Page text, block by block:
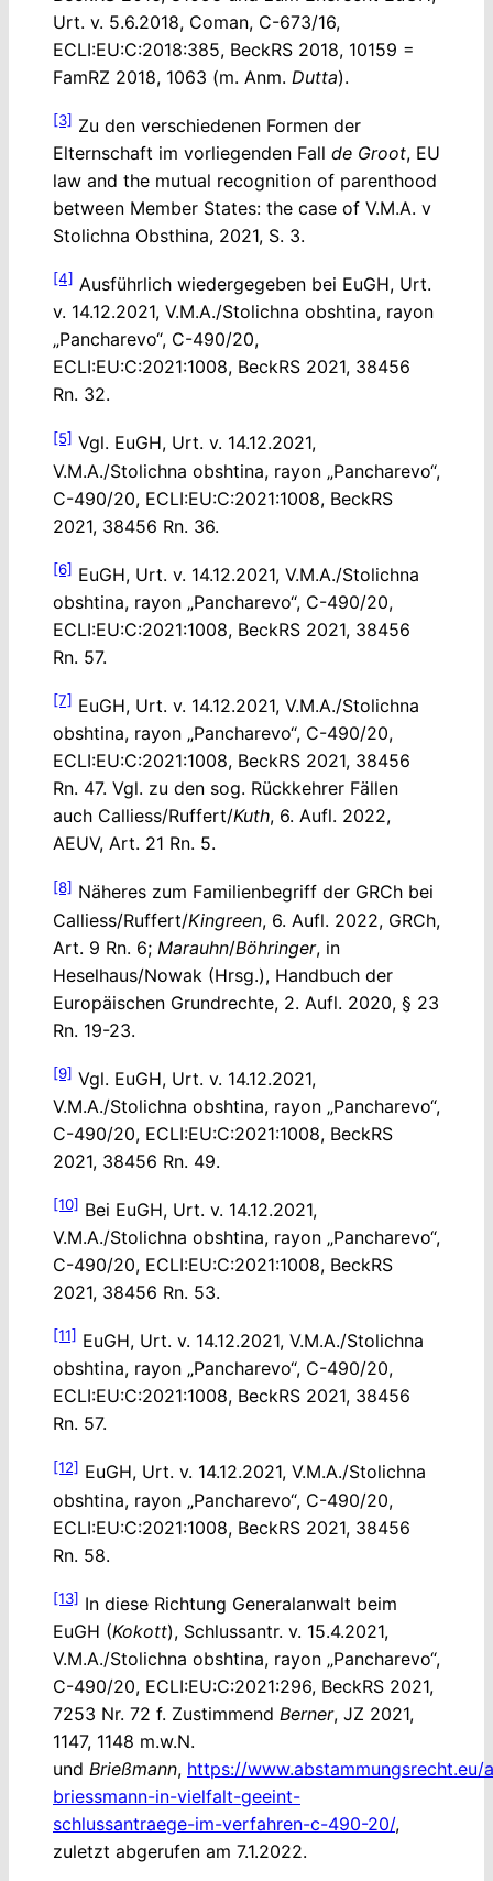
Urt. v. 5.6.2018, Coman, C-673/16,
ECLI:EU:C:2018:385, BeckRS 2018, 10159 =
FamRZ 2018, 1063 (m. Anm. Dutta).
[3] Zu den verschiedenen Formen der
Elternschaft im vorliegenden Fall de Groot, EU
law and the mutual recognition of parenthood
between Member States: the case of V.M.A. v
Stolichna Obsthina, 2021, S. 3.
[4] Ausführlich wiedergegeben bei EuGH, Urt.
v. 14.12.2021, V.M.A./Stolichna obshtina, rayon
„Pancharevo“, C-490/20,
ECLI:EU:C:2021:1008, BeckRS 2021, 38456
Rn. 32.
[5] Vgl. EuGH, Urt. v. 14.12.2021,
V.M.A./Stolichna obshtina, rayon „Pancharevo“,
C-490/20, ECLI:EU:C:2021:1008, BeckRS
2021, 38456 Rn. 36.
[6] EuGH, Urt. v. 14.12.2021, V.M.A./Stolichna
obshtina, rayon „Pancharevo“, C-490/20,
ECLI:EU:C:2021:1008, BeckRS 2021, 38456
Rn. 57.
[7] EuGH, Urt. v. 14.12.2021, V.M.A./Stolichna
obshtina, rayon „Pancharevo“, C-490/20,
ECLI:EU:C:2021:1008, BeckRS 2021, 38456
Rn. 47. Vgl. zu den sog. Rückkehrer Fällen
auch Calliess/Ruffert/Kuth, 6. Aufl. 2022,
AEUV, Art. 21 Rn. 5.
[8] Näheres zum Familienbegriff der GRCh bei
Calliess/Ruffert/Kingreen, 6. Aufl. 2022, GRCh,
Art. 9 Rn. 6; Marauhn/Böhringer, in
Heselhaus/Nowak (Hrsg.), Handbuch der
Europäischen Grundrechte, 2. Aufl. 2020, § 23
Rn. 19-23.
[9] Vgl. EuGH, Urt. v. 14.12.2021,
V.M.A./Stolichna obshtina, rayon „Pancharevo“,
C-490/20, ECLI:EU:C:2021:1008, BeckRS
2021, 38456 Rn. 49.
[10] Bei EuGH, Urt. v. 14.12.2021,
V.M.A./Stolichna obshtina, rayon „Pancharevo“,
C-490/20, ECLI:EU:C:2021:1008, BeckRS
2021, 38456 Rn. 53.
[11] EuGH, Urt. v. 14.12.2021, V.M.A./Stolichna
obshtina, rayon „Pancharevo“, C-490/20,
ECLI:EU:C:2021:1008, BeckRS 2021, 38456
Rn. 57.
[12] EuGH, Urt. v. 14.12.2021, V.M.A./Stolichna
obshtina, rayon „Pancharevo“, C-490/20,
ECLI:EU:C:2021:1008, BeckRS 2021, 38456
Rn. 58.
[13] In diese Richtung Generalanwalt beim
EuGH (Kokott), Schlussantr. v. 15.4.2021,
V.M.A./Stolichna obshtina, rayon „Pancharevo“,
C-490/20, ECLI:EU:C:2021:296, BeckRS 2021,
7253 Nr. 72 f. Zustimmend Berner, JZ 2021,
1147, 1148 m.w.N.
und Brießmann, https://www.abstammungsrecht.eu/
briessmann-in-vielfalt-geeint-
schlussantraege-im-verfahren-c-490-20/,
zuletzt abgerufen am 7.1.2022.